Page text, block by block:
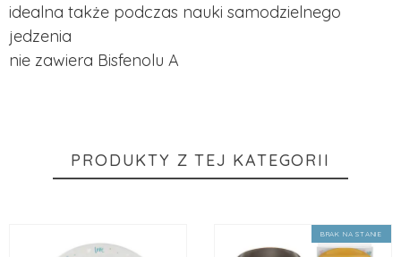
idealna także podczas nauki samodzielnego
jedzenia
nie zawiera Bisfenolu A
PRODUKTY Z TEJ KATEGORII
BRAK NA STANIE